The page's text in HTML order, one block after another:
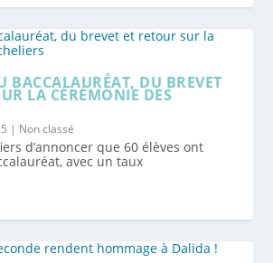
BACCALAURÉAT, DU BREVET
LA CÉRÉMONIE DES
| Non classé
d’annoncer que 60 élèves ont
avec un taux